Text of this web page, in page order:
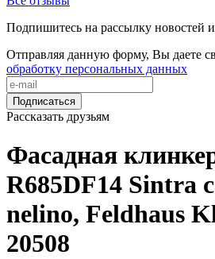
Подпишитесь на рассылку новостей
Отправляя данную форму, Вы даете
обработку персональных данных
Подписаться
Рассказать друзьям
Фасадная
R685DF14 Sintra
nelino, Feldhaus
20508